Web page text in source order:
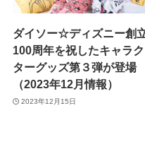
ダイソー☆ディズニー創
100周年を祝したキャラク
ターグッズ第３弾が登場
（2023年12月情報）
2023年12月15日